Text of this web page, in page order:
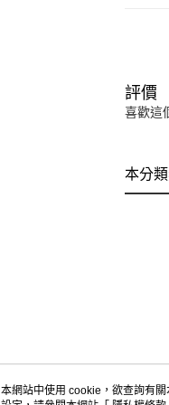
評價
喜歡這
本分
本網站中使用 cookie，欲查詢有